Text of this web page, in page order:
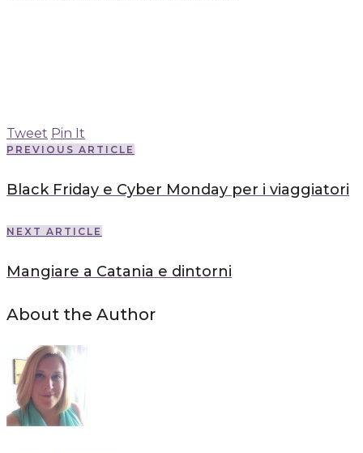
Tweet Pin It
PREVIOUS ARTICLE
Black Friday e Cyber Monday per i viaggiatori
NEXT ARTICLE
Mangiare a Catania e dintorni
About the Author